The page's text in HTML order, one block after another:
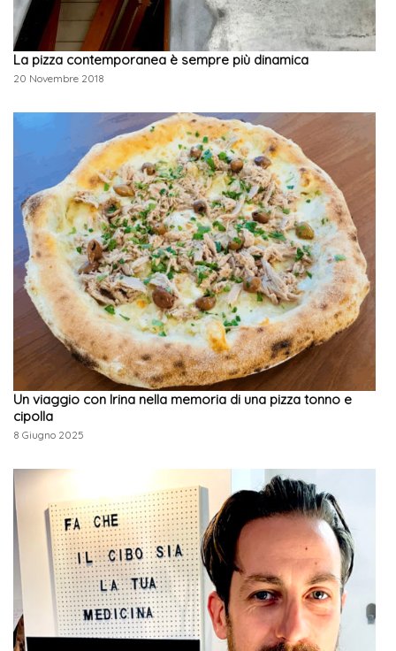
La pizza contemporanea è sempre più dinamica
20 Novembre 2018
Un viaggio con Irina nella memoria di una pizza tonno e
cipolla
8 Giugno 2025